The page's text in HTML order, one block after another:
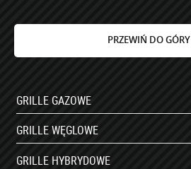
PRZEWIŃ DO GÓRY
GRILLE GAZOWE
GRILLE WĘGLOWE
GRILLE HYBRYDOWE